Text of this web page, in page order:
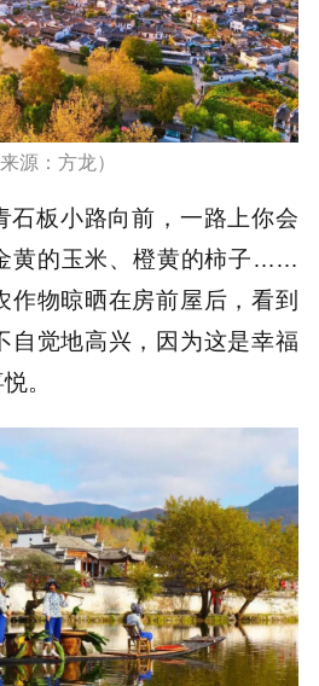
来源：方龙）
石板小路向前，一路上你会
黄的玉米、橙黄的柿子……
作物晾晒在房前屋后，看到
自觉地高兴，因为这是幸福
。